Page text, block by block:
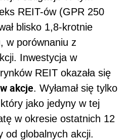
REIT-ów (GPR 250
blisko 1,8-krotnie
w porównaniu z
Inwestycja w
REIT okazała się
akcje. Wyłamał się tylko
jako jedyny w tej
w okresie ostatnich 12
od globalnych akcji.